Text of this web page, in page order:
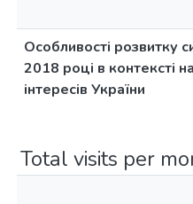
Особливості розвитку
2018 році в контексті
інтересів України
Total visits per